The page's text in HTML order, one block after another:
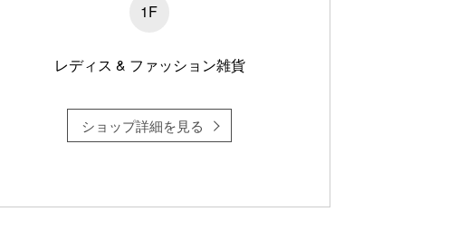
1F
レディス & ファッション雑貨
ショップ詳細を見る